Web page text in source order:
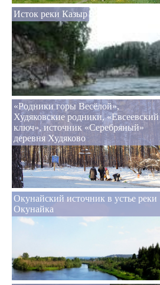
Исток реки Казыр
«Родники горы Весёлой»,
Худяковские родники, «Евсеевский
ключ», источник «Серебряный»
деревня Худяково
Окунайский источник в устье реки
Окунайка